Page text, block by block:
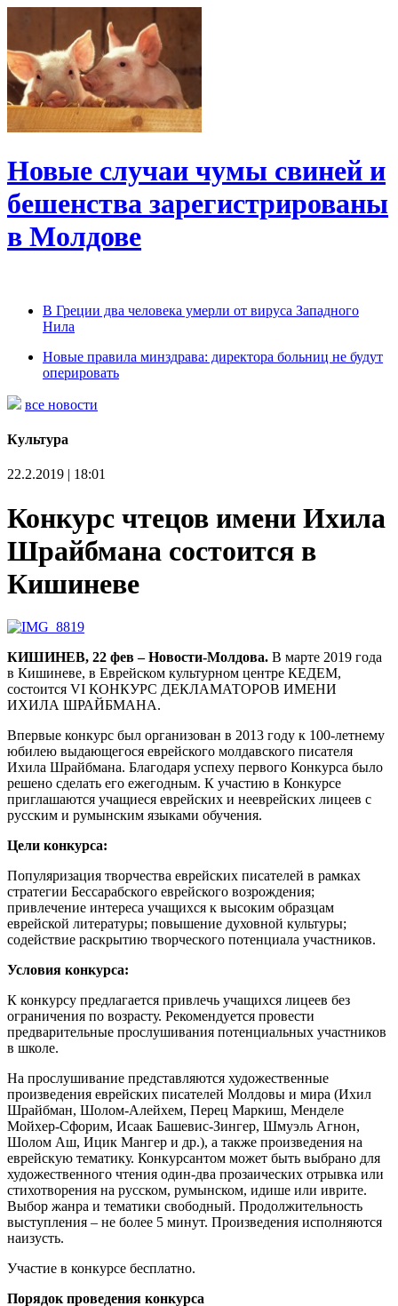
Новые случаи чумы свиней и
бешенства зарегистрированы
в Молдове
В Греции два человека умерли от вируса Западного
Нила
Новые правила минздрава: директора больниц не будут
оперировать
все новости
Культура
22.2.2019 | 18:01
Конкурс чтецов имени Ихила
Шрайбмана состоится в
Кишиневе
КИШИНЕВ, 22 фев – Новости-Молдова. В марте 2019 года
в Кишиневе, в Еврейском культурном центре КЕДЕМ,
состоится VI КОНКУРС ДЕКЛАМАТОРОВ ИМЕНИ
ИХИЛА ШРАЙБМАНА.
Впервые конкурс был организован в 2013 году к 100-летнему
юбилею выдающегося еврейского молдавского писателя
Ихила Шрайбмана. Благодаря успеху первого Конкурса было
решено сделать его ежегодным. К участию в Конкурсе
приглашаются учащиеся еврейских и нееврейских лицеев с
русским и румынским языками обучения.
Цели конкурса:
Популяризация творчества еврейских писателей в рамках
стратегии Бессарабского еврейского возрождения;
привлечение интереса учащихся к высоким образцам
еврейской литературы; повышение духовной культуры;
содействие раскрытию творческого потенциала участников.
Условия конкурса:
К конкурсу предлагается привлечь учащихся лицеев без
ограничения по возрасту. Рекомендуется провести
предварительные прослушивания потенциальных участников
в школе.
На прослушивание представляются художественные
произведения еврейских писателей Молдовы и мира (Ихил
Шрайбман, Шолом-Алейхем, Перец Маркиш, Менделе
Мойхер-Сфорим, Исаак Башевис-Зингер, Шмуэль Агнон,
Шолом Аш, Ицик Мангер и др.), а также произведения на
еврейскую тематику. Конкурсантом может быть выбрано для
художественного чтения один-два прозаических отрывка или
стихотворения на русском, румынском, идише или иврите.
Выбор жанра и тематики свободный. Продолжительность
выступления – не более 5 минут. Произведения исполняются
наизусть.
Участие в конкурсе бесплатно.
Порядок проведения конкурса